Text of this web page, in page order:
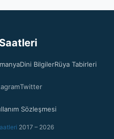
Dini BilgilerRüya Tabirleri
Twitter
Sözleşmesi
2017 – 2026